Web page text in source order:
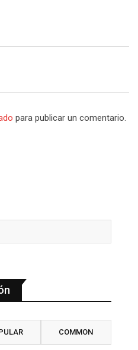
para publicar un comentario.
COMMON